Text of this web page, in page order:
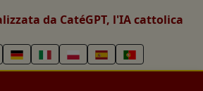
da CatéGPT, l'IA cattolica